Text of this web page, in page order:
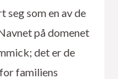
som en av de
på domenet
det er de
familiens